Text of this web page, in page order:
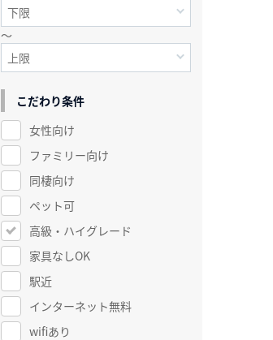
～
こだわり条件
女性向け
ファミリー向け
同棲向け
ペット可
高級・ハイグレード
家具なしOK
駅近
インターネット無料
wifiあり